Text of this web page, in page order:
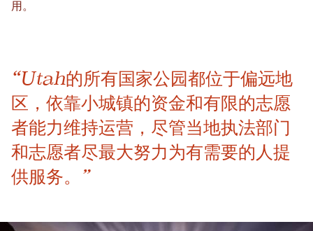
用。
“Utah的所有国家公园都位于偏远地
区，依靠小城镇的资金和有限的志愿
者能力维持运营，尽管当地执法部门
和志愿者尽最大努力为有需要的人提
供服务。”